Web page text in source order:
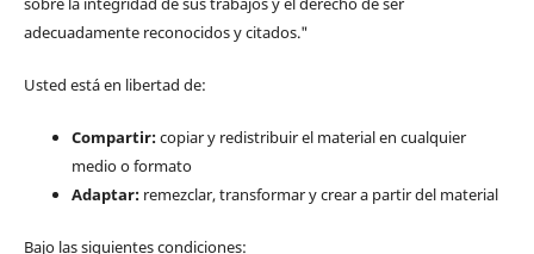
adecuadamente reconocidos y citados."
Usted está en libertad de:
Compartir:copiar y redistribuir el material en cualquier
medio o formato
Adaptar:remezclar, transformar y crear a partir del material
Bajo las siguientes condiciones: